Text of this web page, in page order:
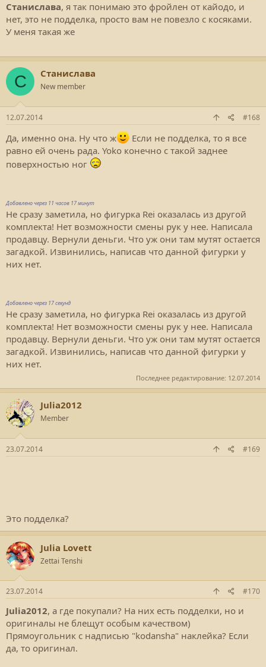
Станислава, я так понимаю это фройлен от кайодо, и
нет, это не подделка, просто вам не повезло с косяками.
У меня такая же
С Станислава
New member
12.07.2014 #168
Да, именно она. Ну что ж
Если не подделка, то я все
равно ей очень рада. Yoko конечно с такой заднее
поверхностью ног
Добавлено через 11 часов 17 минут
Не сразу заметила, но фигурка Rei оказалась из другой
комплекта! Нет возможности смены рук у нее. Написала
продавцу. Вернули деньги. Что уж они там мутят остается
загадкой. Извинились, написав что данной фигурки у
них нет.
Добавлено через 17 секунд
Не сразу заметила, но фигурка Rei оказалась из другой
комплекта! Нет возможности смены рук у нее. Написала
продавцу. Вернули деньги. Что уж они там мутят остается
загадкой. Извинились, написав что данной фигурки у
них нет.
Последнее редактирование: 12.07.2014
Julia2012
Member
23.07.2014 #169
Это подделка?
Julia Lovett
Zettai Tenshi
23.07.2014 #170
Julia2012, а где покупали? На них есть подделки, но и
оригиналы не блещут особым качеством)
Прямоугольник с надписью "kodansha" наклейка? Если
да, то оригинал.